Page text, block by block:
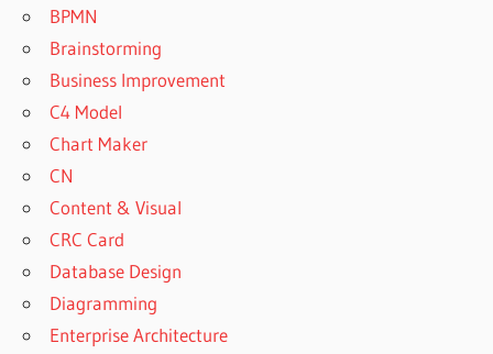
BPMN
Brainstorming
Business Improvement
C4 Model
Chart Maker
CN
Content & Visual
CRC Card
Database Design
Diagramming
Enterprise Architecture